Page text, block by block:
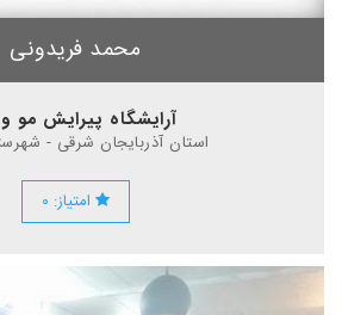
محمد فریدونی
آرایشگاه پیرایش مو
استان آذربایجان شرقی -
امتیاز: ۰